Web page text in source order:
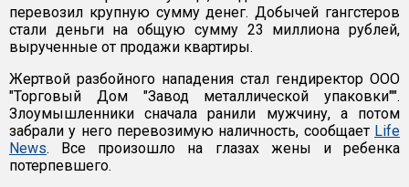
перевозил крупную сумму денег. Добычей гангстеров
стали деньги на общую сумму 23 миллиона рублей,
вырученные от продажи квартиры.
Жертвой разбойного нападения стал гендиректор ООО
"Торговый Дом "Завод металлической упаковки"".
Злоумышленники сначала ранили мужчину, а потом
забрали у него перевозимую наличность, сообщает Life
News. Все произошло на глазах жены и ребенка
потерпевшего.